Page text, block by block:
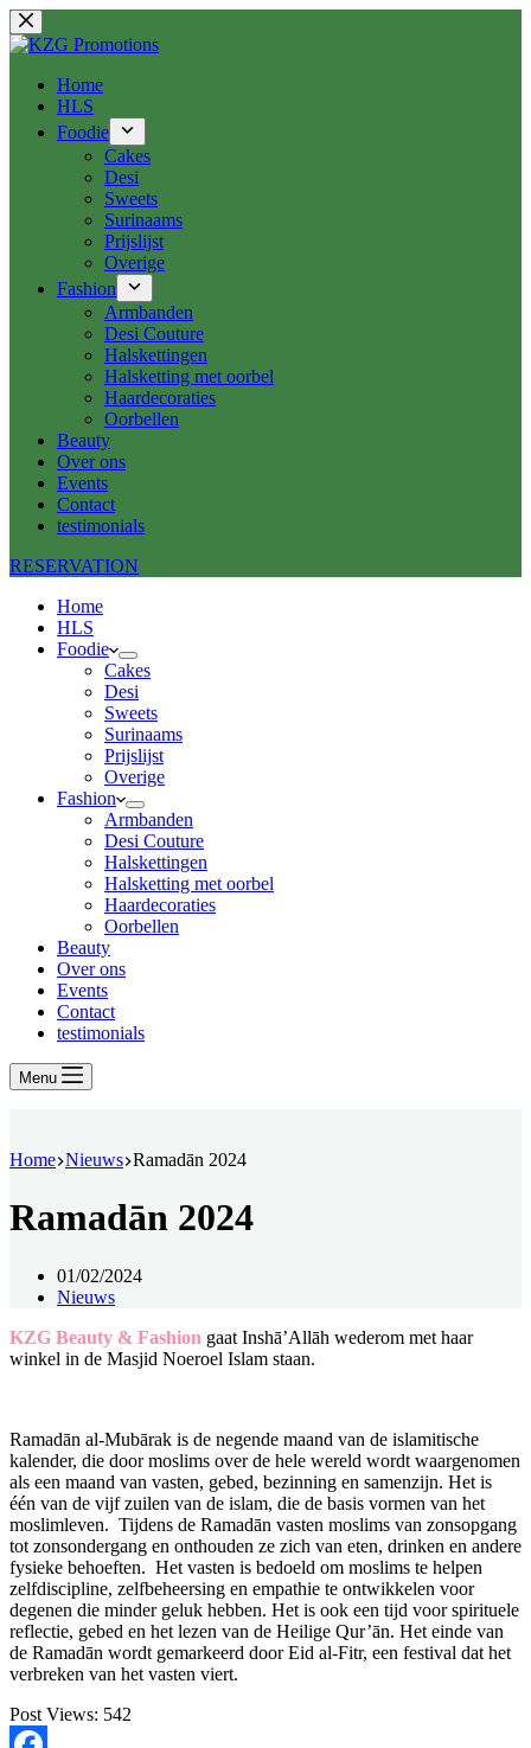
Ga
naar
inhoudHome
HLS
Foodie
Cakes
Desi
Sweets
Surinaams
Prijslijst
Overige
Fashion
Armbanden
Desi Couture
Halskettingen
Halsketting met oorbel
Haardecoraties
Oorbellen
Beauty
Over ons
Events
Contact
testimonials
RESERVATION
Home
HLS
Foodie
Cakes
Desi
Sweets
Surinaams
Prijslijst
Overige
Fashion
Armbanden
Desi Couture
Halskettingen
Halsketting met oorbel
Haardecoraties
Oorbellen
Beauty
Over ons
Events
Contact
testimonials
Menu
Home Nieuws Ramadān 2024
Ramadān 2024
01/02/2024
Nieuws
KZG Beauty & Fashion gaat Inshā’Allāh wederom met haar
winkel in de Masjid Noeroel Islam staan.
Ramadān al-Mubārak is de negende maand van de islamitische
kalender, die door moslims over de hele wereld wordt waargenomen
als een maand van vasten, gebed, bezinning en samenzijn. Het is
één van de vijf zuilen van de islam, die de basis vormen van het
moslimleven. Tijdens de Ramadān vasten moslims van zonsopgang
tot zonsondergang en onthouden ze zich van eten, drinken en andere
fysieke behoeften. Het vasten is bedoeld om moslims te helpen
zelfdiscipline, zelfbeheersing en empathie te ontwikkelen voor
degenen die minder geluk hebben. Het is ook een tijd voor spirituele
reflectie, gebed en het lezen van de Heilige Qur’ān. Het einde van
de Ramadān wordt gemarkeerd door Eid al-Fitr, een festival dat het
verbreken van het vasten viert.
Post Views: 542